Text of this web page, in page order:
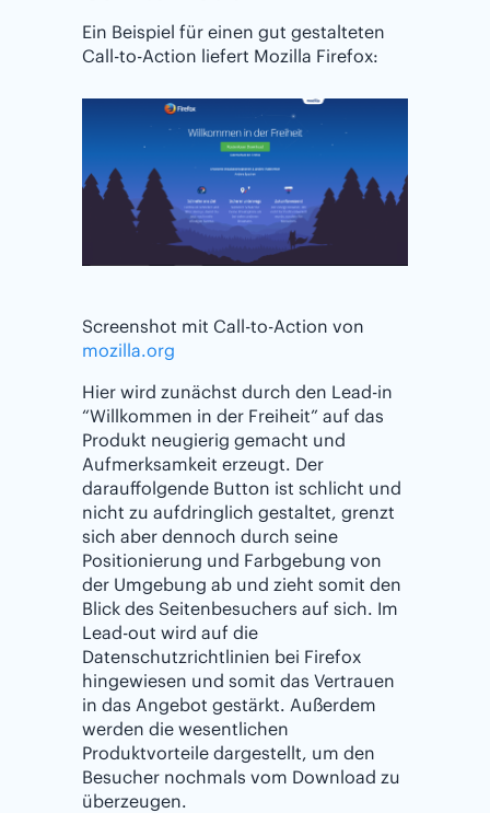
Ein Beispiel für einen gut gestalteten
Call-to-Action liefert Mozilla Firefox:
Screenshot mit Call-to-Action von
mozilla.org
Hier wird zunächst durch den Lead-in
“Willkommen in der Freiheit” auf das
Produkt neugierig gemacht und
Aufmerksamkeit erzeugt. Der
darauffolgende Button ist schlicht und
nicht zu aufdringlich gestaltet, grenzt
sich aber dennoch durch seine
Positionierung und Farbgebung von
der Umgebung ab und zieht somit den
Blick des Seitenbesuchers auf sich. Im
Lead-out wird auf die
Datenschutzrichtlinien bei Firefox
hingewiesen und somit das Vertrauen
in das Angebot gestärkt. Außerdem
werden die wesentlichen
Produktvorteile dargestellt, um den
Besucher nochmals vom Download zu
überzeugen.